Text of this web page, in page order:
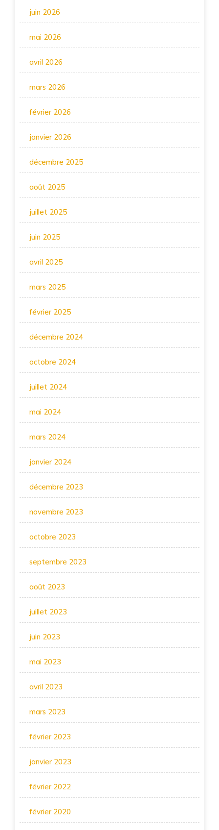
juin 2026
mai 2026
avril 2026
mars 2026
février 2026
janvier 2026
décembre 2025
août 2025
juillet 2025
juin 2025
avril 2025
mars 2025
février 2025
décembre 2024
octobre 2024
juillet 2024
mai 2024
mars 2024
janvier 2024
décembre 2023
novembre 2023
octobre 2023
septembre 2023
août 2023
juillet 2023
juin 2023
mai 2023
avril 2023
mars 2023
février 2023
janvier 2023
février 2022
février 2020